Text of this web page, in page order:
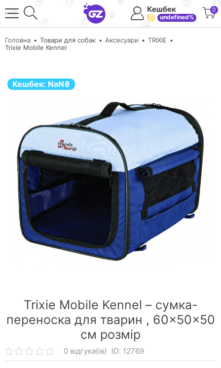
Кешбек
undefined%
0
Головна Товари для собак Аксесуари
TRIXIE
Trixie Mobile Kennel
Кешбек: NaN₴
Trixie Mobile Kennel – сумка-
переноска для тварин , 60×50×50
см розмір
0 відгука(ів) ID: 12769